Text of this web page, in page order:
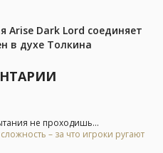
Arise Dark Lord соединяет
в духе Толкина
не проходишь...
– за что игроки ругают